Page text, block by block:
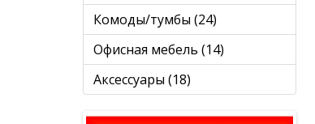
Комоды/тумбы (24)
Офисная мебель (14)
Аксессуары (18)